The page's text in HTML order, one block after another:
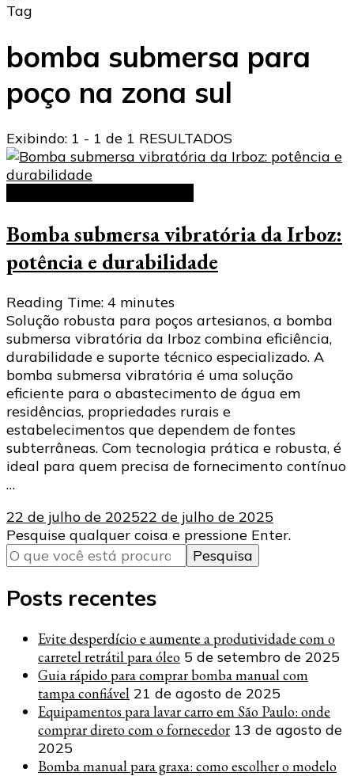
Tag
bomba submersa para
poço na zona sul
Exibindo: 1 - 1 de 1 RESULTADOS
Bomba submersa vibratória da Irboz:
potência e durabilidade
Reading Time: 4 minutes
Solução robusta para poços artesianos, a bomba
submersa vibratória da Irboz combina eficiência,
durabilidade e suporte técnico especializado. A
bomba submersa vibratória é uma solução
eficiente para o abastecimento de água em
residências, propriedades rurais e
estabelecimentos que dependem de fontes
subterrâneas. Com tecnologia prática e robusta, é
ideal para quem precisa de fornecimento contínuo
…
22 de julho de 202522 de julho de 2025
Procurando
algo?
Pesquise qualquer coisa e pressione Enter.
Posts recentes
Evite desperdício e aumente a produtividade com o
carretel retrátil para óleo 5 de setembro de 2025
Guia rápido para comprar bomba manual com
tampa confiável 21 de agosto de 2025
Equipamentos para lavar carro em São Paulo: onde
comprar direto com o fornecedor 13 de agosto de
2025
Bomba manual para graxa: como escolher o modelo